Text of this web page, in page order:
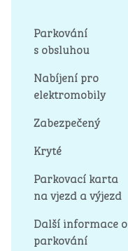
Parkování
s obsluhou
Nabíjení pro
elektromobily
Zabezpečený
Kryté
Parkovací karta
na vjezd a výjezd
Další informace o
parkování